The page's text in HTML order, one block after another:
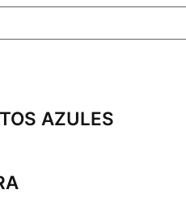
AZULES